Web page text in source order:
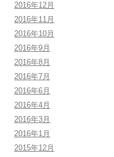
2016年12月
2016年11月
2016年10月
2016年9月
2016年8月
2016年7月
2016年6月
2016年4月
2016年3月
2016年1月
2015年12月